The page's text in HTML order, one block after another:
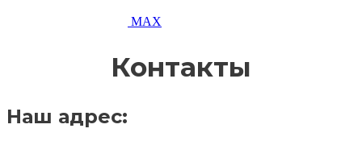
MAX
Контакты
Наш адрес: